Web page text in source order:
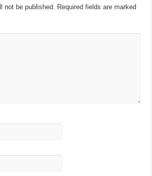
not be published. Required fields are marked